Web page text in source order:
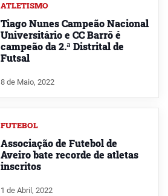
ATLETISMO
Tiago Nunes Campeão Nacional
Universitário e CC Barrô é
campeão da 2.ª Distrital de
Futsal
8 de Maio, 2022
FUTEBOL
Associação de Futebol de
Aveiro bate recorde de atletas
inscritos
1 de Abril, 2022